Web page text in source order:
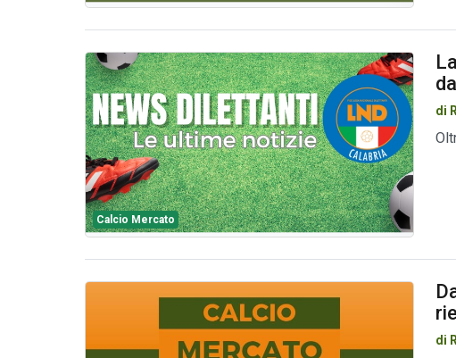
Calcio Mercato
di
di